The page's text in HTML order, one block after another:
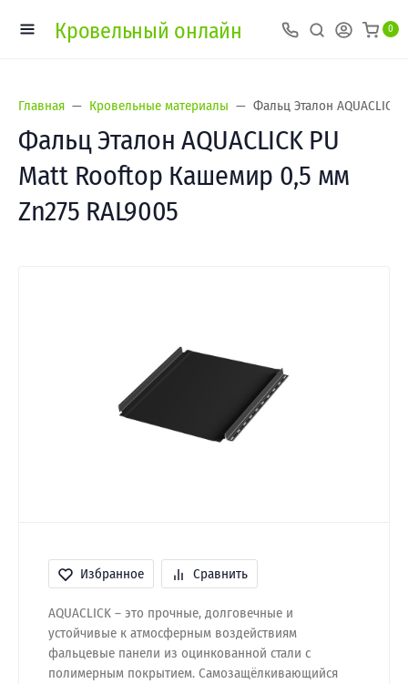
Кровельный онлайн 0
Главная Кровельные материалы Фальц Эталон
Фальц Эталон AQUACLICK PU
Matt Rooftop Кашемир 0,5 мм
Zn275 RAL9005
Избранное Сравнить
AQUACLICK – это прочные, долговечные и
устойчивые к атмосферным воздействиям
фальцевые панели из оцинкованной стали с
полимерным покрытием. Самозащёлкивающийся